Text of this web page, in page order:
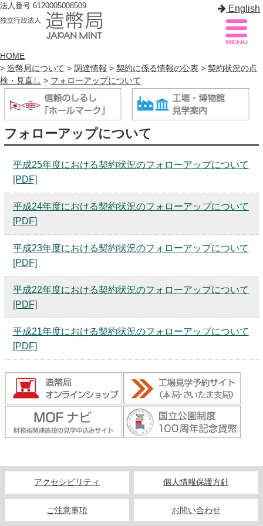
法人番号 6120005008509 English
造幣局案内 サイトマップ
トップページ
造幣局について
造幣事業を知る
貨幣を知る
造幣局を楽しむ
造幣局製品を買う
キッズページ
HOME
> 造幣局について > 調達情報 > 契約に係る情報の公表 > 契約状況の点
検・見直し > フォローアップについて
フォローアップについて
平成25年度における契約状況のフォローアップについて
[PDF]
平成24年度における契約状況のフォローアップについて
[PDF]
平成23年度における契約状況のフォローアップについて
[PDF]
平成22年度における契約状況のフォローアップについて
[PDF]
平成21年度における契約状況のフォローアップについて
[PDF]
アクセシビリティ 個人情報保護方針
ご注意事項 お問い合わせ